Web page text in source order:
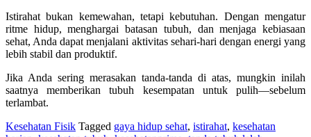
Istirahat bukan kemewahan, tetapi kebutuhan. Dengan mengatur
ritme hidup, menghargai batasan tubuh, dan menjaga kebiasaan
sehat, Anda dapat menjalani aktivitas sehari-hari dengan energi yang
lebih stabil dan produktif.
Jika Anda sering merasakan tanda-tanda di atas, mungkin inilah
saatnya memberikan tubuh kesempatan untuk pulih—sebelum
terlambat.
Kesehatan Fisik Tagged gaya hidup sehat, istirahat, kesehatan